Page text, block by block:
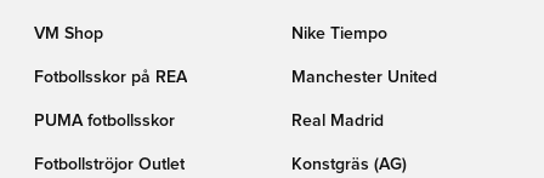
VM Shop Nike Tiempo
Fotbollsskor på REA Manchester United
PUMA fotbollsskor Real Madrid
Fotbollströjor Outlet Konstgräs (AG)